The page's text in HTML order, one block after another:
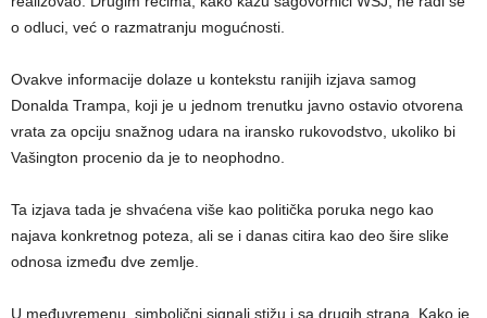
o odluci, već o razmatranju mogućnosti.
Ovakve informacije dolaze u kontekstu ranijih izjava samog
Donalda Trampa, koji je u jednom trenutku javno ostavio otvorena
vrata za opciju snažnog udara na iransko rukovodstvo, ukoliko bi
Vašington procenio da je to neophodno.
Ta izjava tada je shvaćena više kao politička poruka nego kao
najava konkretnog poteza, ali se i danas citira kao deo šire slike
odnosa između dve zemlje.
U međuvremenu, simbolični signali stižu i sa drugih strana. Kako je